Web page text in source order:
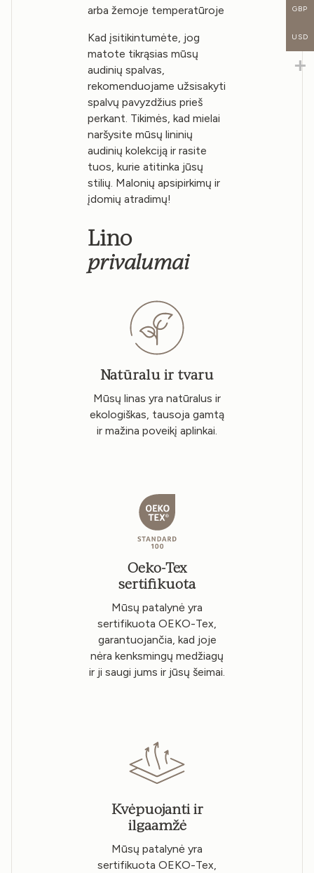
arba žemoje temperatūroje
Kad įsitikintumėte, jog
matote tikrąsias mūsų
audinių spalvas,
rekomenduojame užsisakyti
spalvų pavyzdžius prieš
perkant. Tikimės, kad mielai
naršysite mūsų lininių
audinių kolekciją ir rasite
tuos, kurie atitinka jūsų
stilių. Malonių apsipirkimų ir
įdomių atradimų!
Lino
privalumai
Natūralu ir tvaru
Mūsų linas yra natūralus ir
ekologiškas, tausoja gamtą
ir mažina poveikį aplinkai.
Oeko-Tex
sertifikuota
Mūsų patalynė yra
sertifikuota OEKO-Tex,
garantuojančia, kad joje
nėra kenksmingų medžiagų
ir ji saugi jums ir jūsų šeimai.
Kvėpuojanti ir
ilgaamžė
Mūsų patalynė yra
sertifikuota OEKO-Tex,
GBP
USD